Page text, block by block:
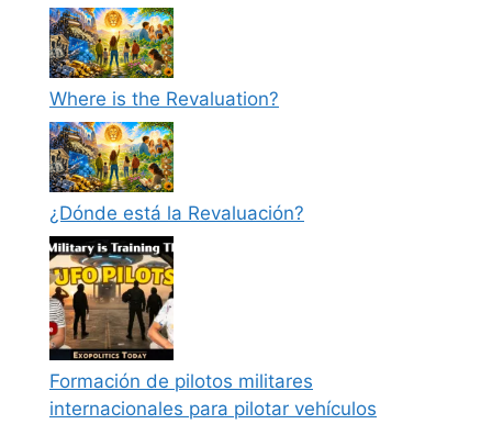
Where is the Revaluation?
¿Dónde está la Revaluación?
Formación de pilotos militares
internacionales para pilotar vehículos